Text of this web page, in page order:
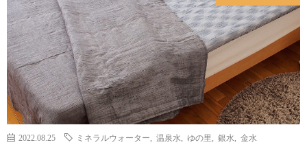
2022.08.25 ミネラルウォーター 温泉水 ゆの里 銀水 金水